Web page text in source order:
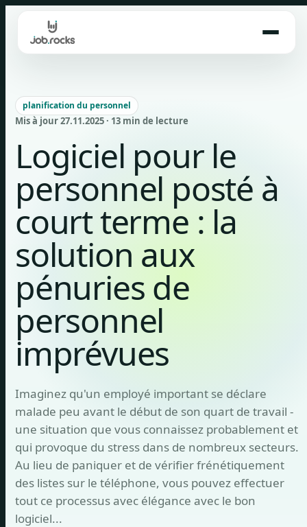
content
planification du personnel
Mis à jour 27.11.2025 · 13 min de lecture
Logiciel pour le
personnel posté à
court terme : la
solution aux
pénuries de
personnel
imprévues
Imaginez qu'un employé important se déclare
malade peu avant le début de son quart de travail -
une situation que vous connaissez probablement et
qui provoque du stress dans de nombreux secteurs.
Au lieu de paniquer et de vérifier frénétiquement
des listes sur le téléphone, vous pouvez effectuer
tout ce processus avec élégance avec le bon
logiciel...